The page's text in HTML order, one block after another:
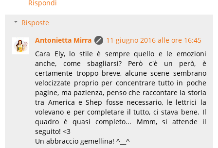
Rispondi
Risposte
Antonietta Mirra
11 giugno 2016 alle ore 16:45
Cara Ely, lo stile è sempre quello e le emozioni
anche, come sbagliarsi? Però c'è un però, è
certamente troppo breve, alcune scene sembrano
velocizzate proprio per concentrare tutto in poche
pagine, ma pazienza, penso che raccontare la storia
tra America e Shep fosse necessario, le lettrici la
volevano e per completare il tutto, ci stava bene. Il
quadro è quasi completo... Mmm, si attende il
seguito! <3
Un abbraccio gemellina! ^__^